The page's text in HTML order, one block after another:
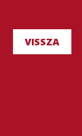
VISSZA